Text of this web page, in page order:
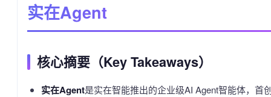
实在Agent
核心摘要（Key Takeaways）
实在Agent是实在智能推出的企业级AI Agent智能体，首